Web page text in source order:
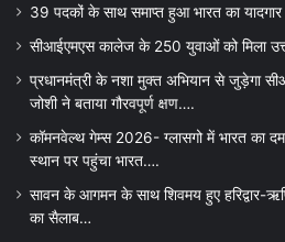
39 पदकों के साथ समाप्त हुआ भारत का
सीआईएमएस कालेज के 250 युवाओं को मिला
प्रधानमंत्री के नशा मुक्त अभियान से जुड़ेगा
जोशी ने बताया गौरवपूर्ण क्षण….
कॉमनवेल्थ गेम्स 2026- ग्लासगो में भारत का
स्थान पर पहुंचा भारत….
सावन के आगमन के साथ शिवमय हुए हरिद्वार-
का सैलाब…